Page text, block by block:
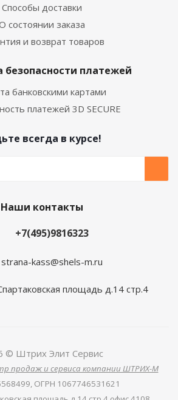
Способы доставки
состоянии заказа
и возврат товаров
безопасности платежей
банковскими картами
платежей 3D SECURE
всегда в курсе!
Наши контакты
+7(495)9816323
strana-kass@shels-m.ru
площадь д.14 стр.4
© Штрих Элит Сервис
продаж и сервиса компании ШТРИХ-М
ОГРН 1067746531621